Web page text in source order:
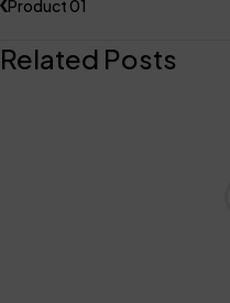
Product 01
Related Posts